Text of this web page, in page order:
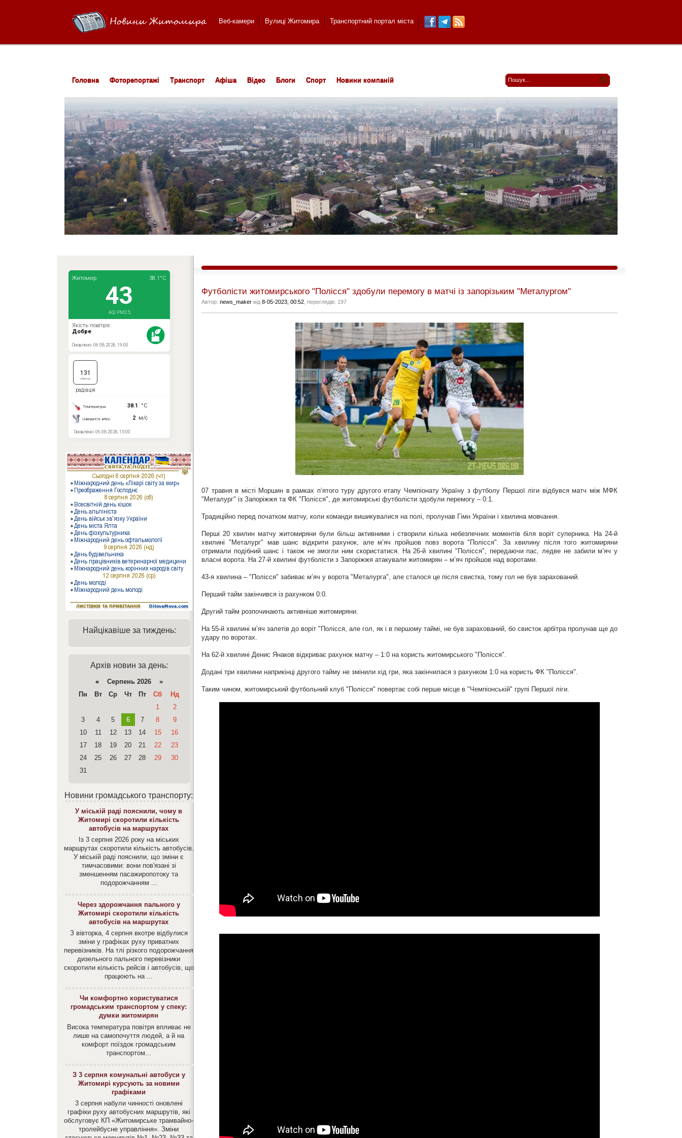
Веб-камери Вулиці Житомира Транспортний портал міста
Головна Фоторепортажі Транспорт Афіша Відео Блоги Спорт Новини компаній
Футболісти житомирського "Полісся" здобули перемогу в матчі із запорізьким "Металургом"
Автор: news_maker від 8-05-2023, 00:52 , переглядів: 197
07 травня в місті Моршин в рамках п’ятого туру другого етапу Чемпіонату Україну з футболу Першої ліги відбувся матч між МФК
"Металург" із Запоріжжя та ФК "Полісся", де житомирські футболісти здобули перемогу – 0:1.
Традиційно перед початком матчу, коли команди вишикувалися на полі, пролунав Гімн України і хвилина мовчання.
Перші 20 хвилин матчу житомиряни були більш активними і створили кілька небезпечних моментів біля воріт суперника. На 24-й
хвилині "Металург" мав шанс відкрити рахунок, але м’яч пройшов повз ворота "Полісся". За хвилину після того житомиряни
отримали подібний шанс і також не змогли ним скористатися. На 26-й хвилині "Полісся", передаючи пас, ледве не забили м’яч у
власні ворота. На 27-й хвилині футболісти з Запоріжжя атакували житомирян – м’яч пройшов над воротами.
43-я хвилина – "Полісся" забиває м’яч у ворота "Металурга", але сталося це після свистка, тому гол не був зарахований.
Перший тайм закінчився із рахунком 0:0.
Другий тайм розпочинають активніше житомиряни.
На 55-й хвилині м’яч залетів до воріт "Полісся, але гол, як і в першому таймі, не був зарахований, бо свисток арбітра пролунав ще до
удару по воротах.
На 62-й хвилині Денис Янаков відкриває рахунок матчу – 1:0 на користь житомирського "Полісся".
Додані три хвилини наприкінці другого тайму не змінили хід гри, яка закінчилася з рахунком 1:0 на користь ФК "Полісся".
Таким чином, житомирський футбольний клуб "Полісся" повертає собі перше місце в "Чемпіонській" групі Першої ліги.
Найцікавіше за тиждень:
Архів новин за день:
« Серпень 2026 »
Пн
Вт Ср Чт Пт Сб
Нд
1
2
3
4 5 6 7 8
9
10
11 12 13 14 15
16
17
18 19 20 21 22
23
24
25 26 27 28 29
30
31
Новини громадського транспорту:
У міській раді пояснили, чому в
Житомирі скоротили кількість
автобусів на маршрутах
Із 3 серпня 2026 року на міських
маршрутах скоротили кількість автобусів.
У міській раді пояснили, що зміни є
тимчасовими: вони пов'язані зі
зменшенням пасажиропотоку та
подорожчанням ...
Через здорожчання пального у
Житомирі скоротили кількість
автобусів на маршрутах
З вівторка, 4 серпня вкотре відбулися
зміни у графіках руху приватних
перевізників. На тлі різкого подорожчання
дизельного пального перевізники
скоротили кількість рейсів і автобусів, що
працюють на ...
Чи комфортно користуватися
громадським транспортом у спеку:
думки житомирян
Висока температура повітря впливає не
лише на самопочуття людей, а й на
комфорт поїздок громадським
транспортом...
З 3 серпня комунальні автобуси у
Житомирі курсують за новими
графіками
3 серпня набули чинності оновлені
графіки руху автобусних маршрутів, які
обслуговує КП «Житомирське трамвайно-
тролейбусне управління». Зміни